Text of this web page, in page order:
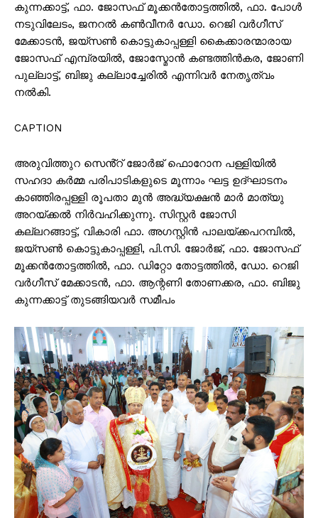
കുന്നക്കാട്ട്, ഫാ. ജോസഫ് മൂക്കൻതോട്ടത്തിൽ, ഫാ. പോൾ
നടുവിലേടം, ജനറൽ കൺവീനർ ഡോ. റെജി വർഗീസ്
മേക്കാടൻ, ജയ്സൺ കൊട്ടുകാപ്പള്ളി കൈക്കാരന്മാരായ
ജോസഫ് എമ്പ്രയിൽ, ജോസ്മോൻ കണ്ടത്തിൻകര, ജോണി
പുല്ലാട്ട്, ബിജു കല്ലാച്ചേരിൽ എന്നിവർ നേതൃത്വം
നൽകി.
CAPTION
അരുവിത്തുറ സെൻ്റ് ജോർജ് ഫൊറോന പള്ളിയിൽ
സഹദാ കർമ്മ പരിപാടികളുടെ മൂന്നാം ഘട്ട ഉദ്ഘാടനം
കാഞ്ഞിരപ്പള്ളി രൂപതാ മുൻ അദ്ധ്യക്ഷൻ മാർ മാത്യു
അറയ്ക്കൽ നിർവഹിക്കുന്നു. സിസ്റ്റർ ജോസി
കല്ലറങ്ങാട്ട്, വികാരി ഫാ. അഗസ്റ്റിൻ പാലയ്ക്കപറമ്പിൽ,
ജയ്സൺ കൊട്ടുകാപ്പള്ളി, പി.സി. ജോർജ്, ഫാ. ജോസഫ്
മൂക്കൻതോട്ടത്തിൽ, ഫാ. ഡിറ്റോ തോട്ടത്തിൽ, ഡോ. റെജി
വർഗീസ് മേക്കാടൻ, ഫാ. ആന്റണി തോണക്കര, ഫാ. ബിജു
കുന്നക്കാട്ട് തുടങ്ങിയവർ സമീപം